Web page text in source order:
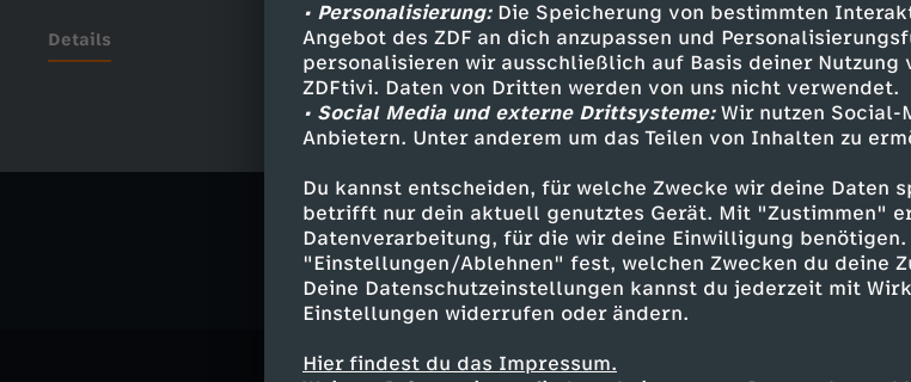
• Personalisierung:Die Speicherung von bestimmten
Angebot des ZDF an dich anzupassen und
personalisieren wir ausschließlich auf Basis deiner Nutzung
ZDFtivi. Daten von Dritten werden von uns nicht verwendet.
• Social Media und externe Drittsysteme:Wir nutzen Social-
Anbietern. Unter anderem um das Teilen von Inhalten zu
Du kannst entscheiden, für welche Zwecke wir deine Daten
betrifft nur dein aktuell genutztes Gerät. Mit "Zustimmen"
Datenverarbeitung, für die wir deine Einwilligung
"Einstellungen/Ablehnen" fest, welchen Zwecken du deine
Deine Datenschutzeinstellungen kannst du jederzeit mit
Einstellungen widerrufen oder ändern.
Hier findest du das Impressum.
Details
Ähnliche Inhalte entdecken
Politik Magazin informativ phoenix